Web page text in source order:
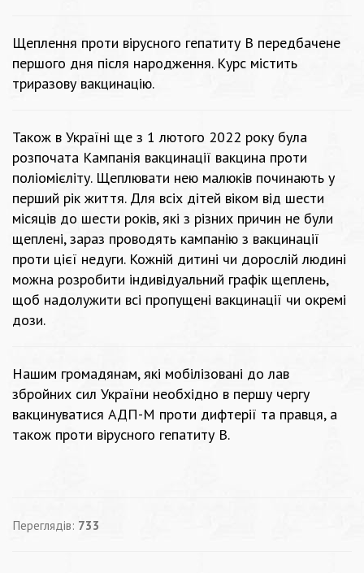
Щеплення проти вірусного гепатиту B передбачене
першого дня після народження. Курс містить
триразову вакцинацію.
Також в Україні ще з 1 лютого 2022 року була
розпочата Кампанія вакцинації вакцина проти
поліомієліту. Щеплювати нею малюків починають у
перший рік життя. Для всіх дітей віком від шести
місяців до шести років, які з різних причин не були
щеплені, зараз проводять кампанію з вакцинації
проти цієї недуги. Кожній дитині чи дорослій людині
можна розробити індивідуальний графік щеплень,
щоб надолужити всі пропущені вакцинації чи окремі
дози.
Нашим громадянам, які мобілізовані до лав
збройних сил України необхідно в першу чергу
вакцинуватися АДП-М проти дифтерії та правця, а
також проти вірусного гепатиту B.
Переглядів: 733